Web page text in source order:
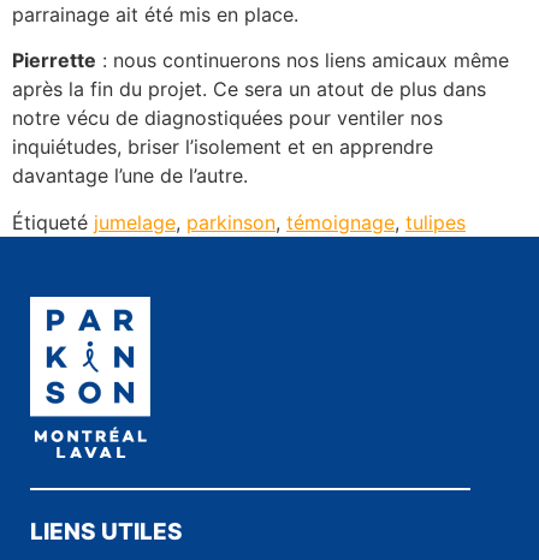
parrainage ait été mis en place.
Pierrette : nous continuerons nos liens amicaux même
après la fin du projet. Ce sera un atout de plus dans
notre vécu de diagnostiquées pour ventiler nos
inquiétudes, briser l’isolement et en apprendre
davantage l’une de l’autre.
Étiqueté jumelage, parkinson, témoignage, tulipes
LIENS UTILES